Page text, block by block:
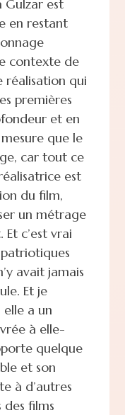
Gulzar est
en restant
contexte de
réalisation qui
premières
et en
que le
car tout ce
est
du film,
un métrage
c’est vrai
patriotiques
avait jamais
Et je
elle a un
à elle-
quelque
et son
à d’autres
des films